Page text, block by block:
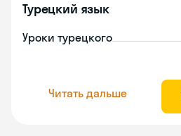
Турецкий язык
Уроки турецкого
Читать дальше